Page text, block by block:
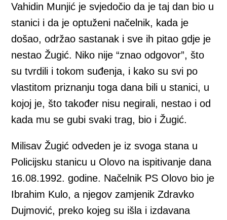
Vahidin Munjić je svjedočio da je taj dan bio u
stanici i da je optuženi načelnik, kada je
došao, održao sastanak i sve ih pitao gdje je
nestao Žugić. Niko nije “znao odgovor”, što
su tvrdili i tokom suđenja, i kako su svi po
vlastitom priznanju toga dana bili u stanici, u
kojoj je, što također nisu negirali, nestao i od
kada mu se gubi svaki trag, bio i Žugić.
Milisav Žugić odveden je iz svoga stana u
Policijsku stanicu u Olovo na ispitivanje dana
16.08.1992. godine. Načelnik PS Olovo bio je
Ibrahim Kulo, a njegov zamjenik Zdravko
Dujmović, preko kojeg su išla i izdavana